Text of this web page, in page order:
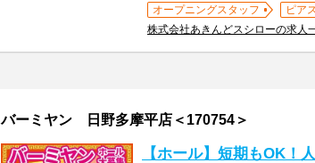
オープニングスタッフ
ピア
株式会社あきんどスシローの求人
バーミヤン 日野多摩平店＜170754＞
【ホール】短期もOK！